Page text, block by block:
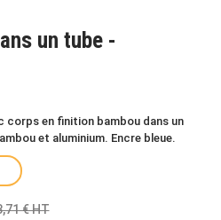
un tube -
corps en finition bambou dans un
et aluminium. Encre bleue.
€ HT